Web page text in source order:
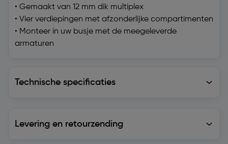
• Gemaakt van 12 mm dik multiplex
• Vier verdiepingen met afzonderlijke compartimenten
• Monteer in uw busje met de meegeleverde
armaturen
Technische specificaties
Levering en retourzending